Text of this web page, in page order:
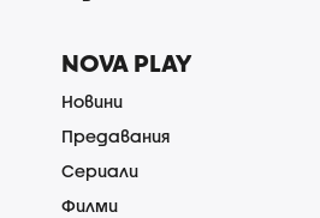
NOVA PLAY
Новини
Предавания
Сериали
Филми